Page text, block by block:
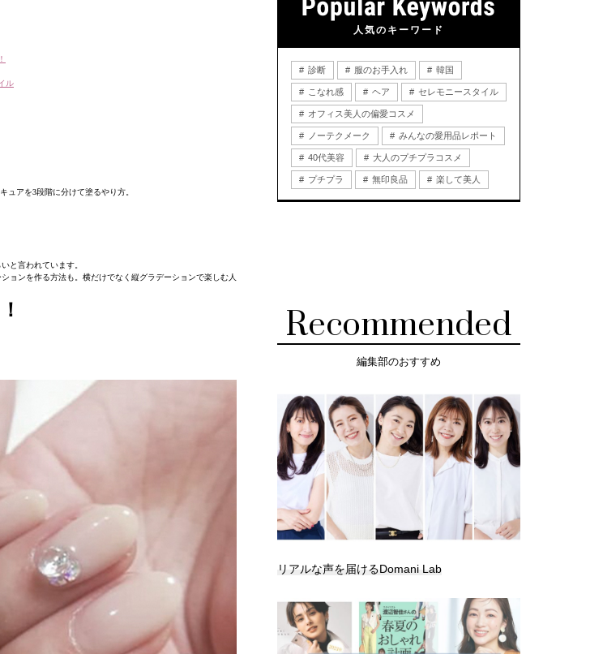
ル
ュアを3段階に分けて塗るやり方。
と言われています。
ョンを作る方法も。横だけでなく縦グラデーションで楽しむ人
人気のキーワード
診断 服のお手入れ 韓国
こなれ感 ヘア セレモニースタイル
オフィス美人の偏愛コスメ
ノーテクメーク みんなの愛用品レポート
40代美容 大人のプチプラコスメ
プチプラ 無印良品 楽して美人
Recommended
編集部のおすすめ
リアルな声を届けるDomani Lab